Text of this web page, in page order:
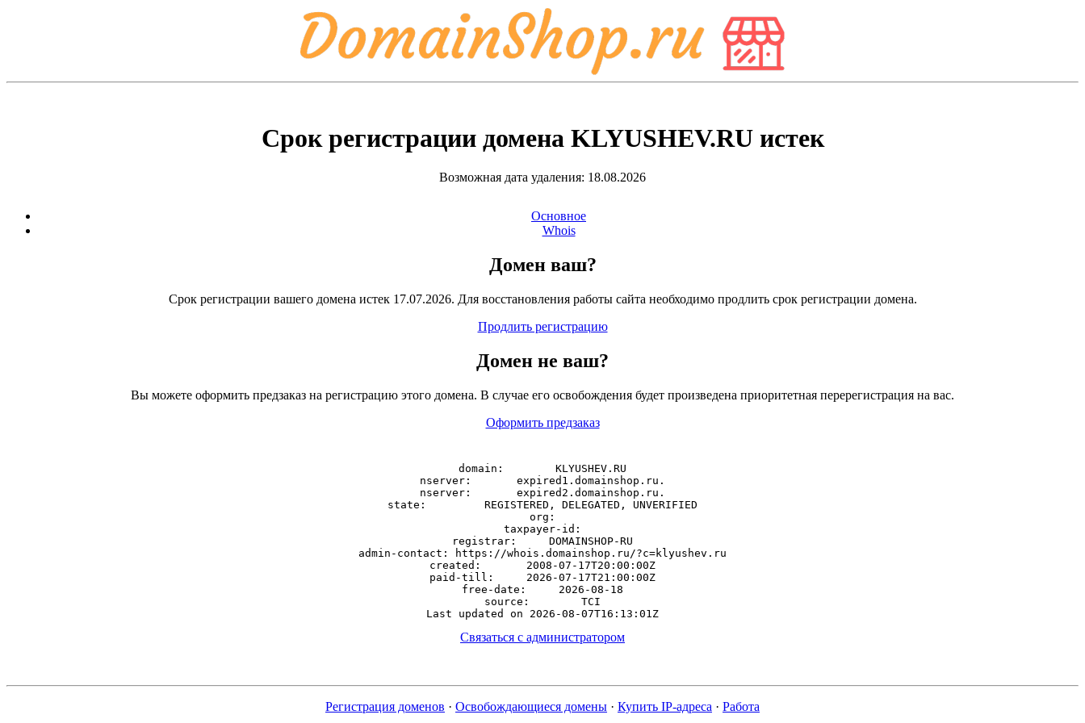
Срок регистрации домена KLYUSHEV.RUистек
Возможная дата удаления: 18.08.2026
Основное
Whois
Домен ваш?
Срок регистрации вашего домена истек 17.07.2026. Для восстановления работы сайта необходимо продлить срок регистрации домена.
Продлить регистрацию
Домен не ваш?
Вы можете оформить предзаказ на регистрацию этого домена. В случае его освобождения будет произведена приоритетная перерегистрация на вас.
Оформить предзаказ
domain:        KLYUSHEV.RU
nserver:       expired1.domainshop.ru.
nserver:       expired2.domainshop.ru.
state:         REGISTERED, DELEGATED, UNVERIFIED
org:
taxpayer-id:
registrar:     DOMAINSHOP-RU
admin-contact: https://whois.domainshop.ru/?c=klyushev.ru
created:       2008-07-17T20:00:00Z
paid-till:     2026-07-17T21:00:00Z
free-date:     2026-08-18
source:        TCI
Связаться с администратором
Регистрация доменов · Освобождающиеся домены · Купить IP-адреса · Работа